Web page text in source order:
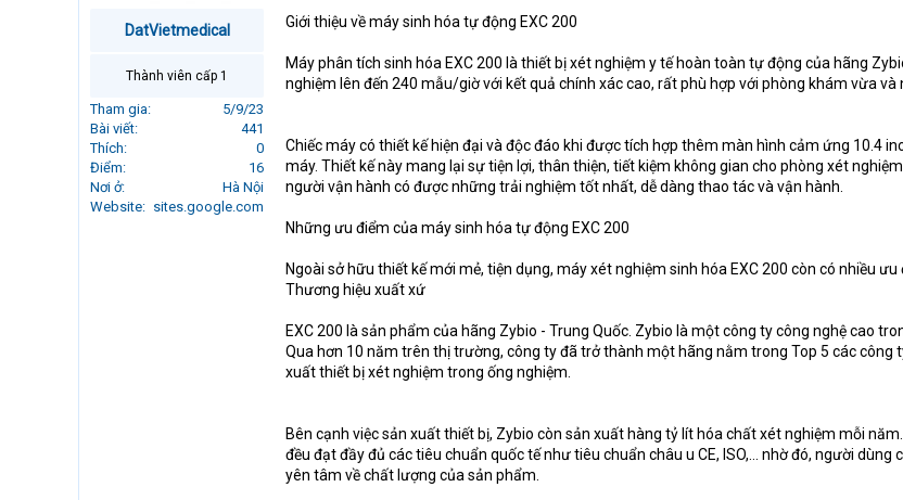
DatVietmedical
Thành viên cấp 1
Tham gia
5/9/23
Bài viết
441
Thích
0
Điểm
16
Nơi ở
Hà Nội
Website
sites.google.com
Giới thiệu về máy sinh hóa tự động EXC 200
Máy phân tích sinh hóa EXC 200 là thiết bị xét nghiệm y tế hoàn toàn tự động của hãng
nghiệm lên đến 240 mẫu/giờ với kết quả chính xác cao, rất phù hợp với phòng khám vừa và
Chiếc máy có thiết kế hiện đại và độc đáo khi được tích hợp thêm màn hình cảm ứng 10.4
máy. Thiết kế này mang lại sự tiện lợi, thân thiện, tiết kiệm không gian cho phòng xét
người vận hành có được những trải nghiệm tốt nhất, dễ dàng thao tác và vận hành.
Những ưu điểm của máy sinh hóa tự động EXC 200
Ngoài sở hữu thiết kế mới mẻ, tiện dụng, máy xét nghiệm sinh hóa EXC 200 còn có nhiều ưu
Thương hiệu xuất xứ
EXC 200 là sản phẩm của hãng Zybio - Trung Quốc. Zybio là một công ty công nghệ cao
Qua hơn 10 năm trên thị trường, công ty đã trở thành một hãng nằm trong Top 5 các công
xuất thiết bị xét nghiệm trong ống nghiệm.
Bên cạnh việc sản xuất thiết bị, Zybio còn sản xuất hàng tỷ lít hóa chất xét nghiệm mỗi
đều đạt đầy đủ các tiêu chuẩn quốc tế như tiêu chuẩn châu u CE, ISO,… nhờ đó, người dùng
yên tâm về chất lượng của sản phẩm.